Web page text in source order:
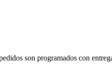
son programados con